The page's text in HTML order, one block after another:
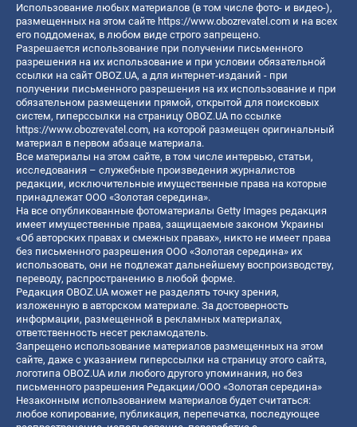
Использование любых материалов (в том числе фото- и видео-),
размещенных на этом сайте https://www.obozrevatel.com и на всех
его поддоменах, в любом виде строго запрещено.
Разрешается использование при получении письменного
разрешения на их использование и при условии обязательной
ссылки на сайт OBOZ.UA, а для интернет-изданий - при
получении письменного разрешения на их использование и при
обязательном размещении прямой, открытой для поисковых
систем, гиперссылки на страницу OBOZ.UA по ссылке
https://www.obozrevatel.com, на которой размещен оригинальный
материал в первом абзаце материала.
Все материалы на этом сайте, в том числе интервью, статьи,
исследования – служебные произведения журналистов
редакции, исключительные имущественные права на которые
принадлежат ООО «Золотая середина».
На все опубликованные фотоматериалы Getty Images редакция
имеет имущественные права, защищаемые законом Украины
«Об авторских правах и смежных правах», никто не имеет права
без письменного разрешения ООО «Золотая середина» их
использовать, они не подлежат дальнейшему воспроизводству,
переводу, распространению в любой форме.
Редакция OBOZ.UA может не разделять точку зрения,
изложенную в авторском материале. За достоверность
информации, размещенной в рекламных материалах,
ответственность несет рекламодатель.
Запрещено использование материалов размещенных на этом
сайте, даже с указанием гиперссылки на страницу этого сайта,
логотипа OBOZ.UA или любого другого упоминания, но без
письменного разрешения Редакции/ООО «Золотая середина»
Незаконным использованием материалов будет считаться:
любое копирование, публикация, перепечатка, последующее